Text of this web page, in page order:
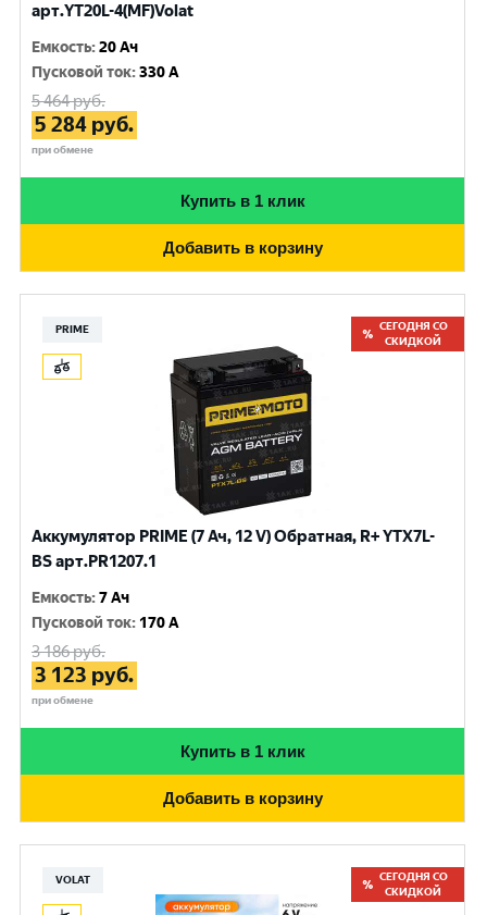
арт.YT20L-4(MF)Volat
Емкость:20 Ач
Пусковой ток:330 A
5 464руб.
5 284 руб.
при обмене
Купить в 1 клик
Добавить в корзину
PRIME
СЕГОДНЯ СО
СКИДКОЙ
Аккумулятор PRIME (7 Ач, 12 V) Обратная, R+ YTX7L-
BS арт.PR1207.1
Емкость:7 Ач
Пусковой ток: 170 A
3 186руб.
3 123 руб.
при обмене
Купить в 1 клик
Добавить в корзину
VOLAT
СЕГОДНЯ СО
СКИДКОЙ